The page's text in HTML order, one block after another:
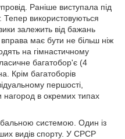
Раніше виступала під
Тепер використовуються
залежить від бажань
має бути не більш ніж
на гімнастичному
багатобор'є (4
Крім багатоборів
першості,
нагород в окремих типах
системою. Один із
видів спорту. У СРСР